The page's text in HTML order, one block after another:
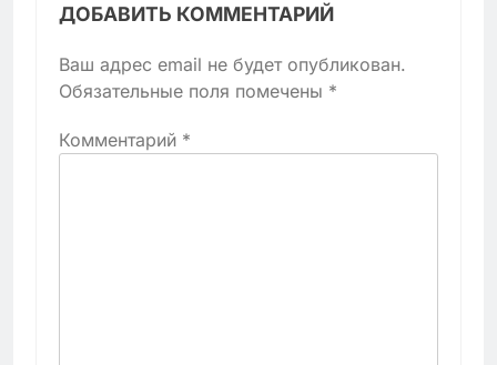
ДОБАВИТЬ КОММЕНТАРИЙ
Ваш адрес email не будет опубликован.
Обязательные поля помечены *
Комментарий *